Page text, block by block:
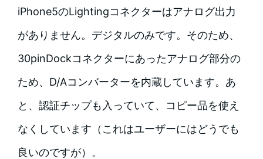
iPhone5のLightingコネクターはアナログ出力
がありません。デジタルのみです。そのため、
30pinDockコネクターにあったアナログ部分の
ため、D/Aコンバーターを内蔵しています。あ
と、認証チップも入っていて、コピー品を使え
なくしています（これはユーザーにはどうでも
良いのですが）。